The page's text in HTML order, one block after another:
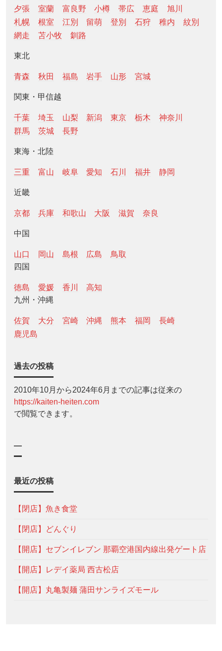
夕張
室蘭 富良野 小樽 帯広 恵庭
旭川
札幌
根室 江別 留萌 登別 石狩 稚内
紋別
網走
苫小牧 釧路
東北
青森 秋田 福島 岩手 山形 宮城
関東・甲信越
千葉 埼玉 山梨 新潟 東京 栃木
神奈川
群馬
茨城 長野
東海・北陸
三重 富山 岐阜 愛知 石川 福井 静岡
近畿
京都 兵庫 和歌山 大阪 滋賀 奈良
中国
山口 岡山 島根 広島
鳥取
四国
徳島 愛媛 香川
高知
九州・沖縄
佐賀 大分 宮崎 沖縄 熊本 福岡
長崎
鹿児島
過去の投稿
2010年10月から2024年6月までの記事は従来の
https://kaiten-heiten.com
で閲覧できます。
—
最近の投稿
【閉店】魚き食堂
【閉店】どんぐり
【開店】セブンイレブン 那覇空港国内線出発ゲート店
【開店】レデイ薬局 西古松店
【開店】丸亀製麺 蒲田サンライズモール